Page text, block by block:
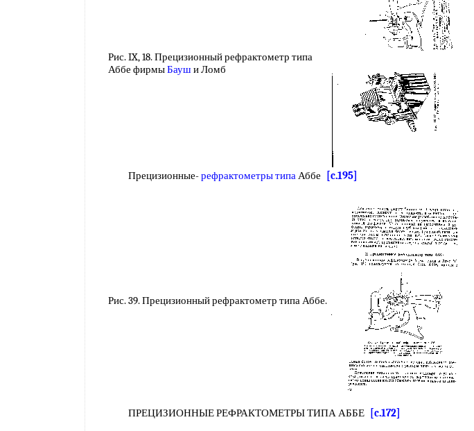
Рис. IX, 18. Прецизионный рефрактометр типа
Аббе фирмыБауши Ломб
Прецизионные-рефрактометры типаАббе [c.195]
Рис. 39. Прецизионный рефрактометр типа Аббе.
ПРЕЦИЗИОННЫЕ РЕФРАКТОМЕТРЫ ТИПА АББЕ
[c.172]